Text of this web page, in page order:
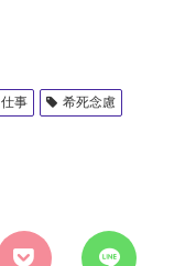
仕事
希死念慮